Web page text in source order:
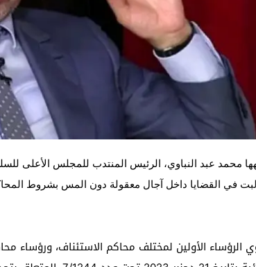
محمد عبد النباوي، الرئيس المنتدب للمجلس الأعلى
البت في القضايا داخل آجال معقولة دون المس بشروط
الرؤساء الأولين لمختلف محاكم الاستئناف، ورؤساء